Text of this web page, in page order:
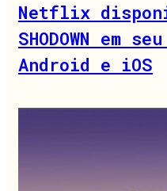
Netflix
SHODOWN em
Android e iOS